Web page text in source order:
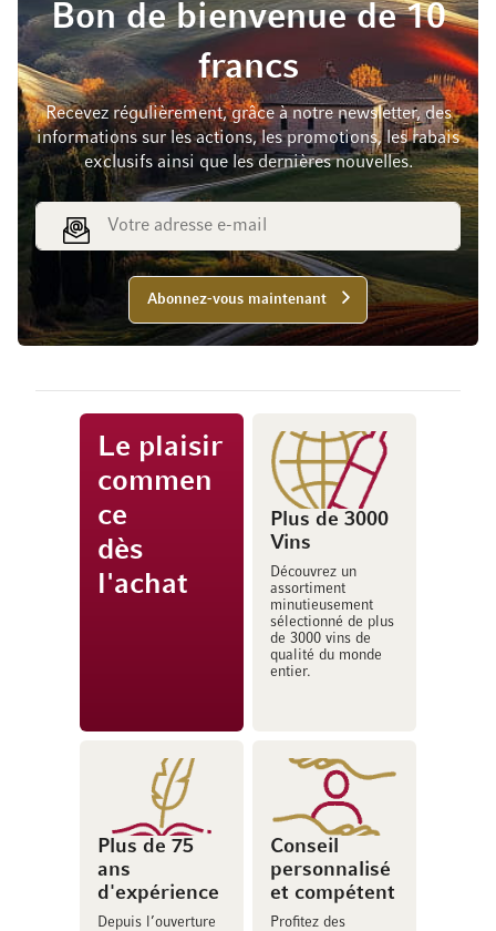
Bon de bienvenue de 10
francs
Recevez régulièrement, grâce à notre newsletter, des
informations sur les actions, les promotions, les rabais
exclusifs ainsi que les dernières nouvelles.
Adresse e-mail
Abonnez-vous maintenant
Le plaisir
commen
ce
dès
l'achat
Plus de 3000
Vins
Découvrez un
assortiment
minutieusement
sélectionné de plus
de 3000 vins de
qualité du monde
entier.
Plus de 75
ans
d'expérience
Depuis l’ouverture
Conseil
personnalisé
et compétent
Profitez des